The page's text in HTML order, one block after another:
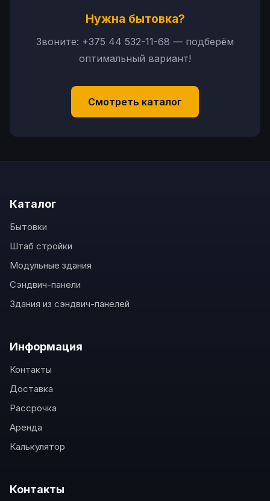
Нужна бытовка?
Звоните: +375 44 532-11-68 — подберём
оптимальный вариант!
Смотреть каталог
Каталог
Бытовки
Штаб стройки
Модульные здания
Сэндвич-панели
Здания из сэндвич-панелей
Информация
Контакты
Доставка
Рассрочка
Аренда
Калькулятор
Контакты